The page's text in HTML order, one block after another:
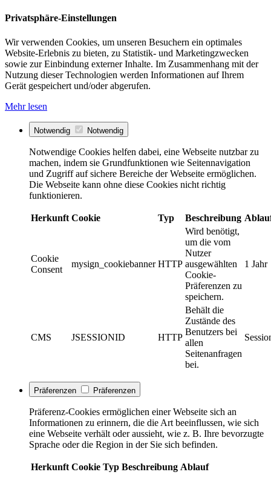
Privatsphäre-Einstellungen
Wir verwenden Cookies, um unseren Besuchern ein optimales
Website-Erlebnis zu bieten, zu Statistik- und Marketingzwecken
sowie zur Einbindung externer Inhalte. Im Zusammenhang mit der
Nutzung dieser Technologien werden Informationen auf Ihrem
Gerät gespeichert und/oder abgerufen.
Mehr lesen
Notwendig Notwendig
Notwendige Cookies helfen dabei, eine Webseite nutzbar zu
machen, indem sie Grundfunktionen wie Seitennavigation
und Zugriff auf sichere Bereiche der Webseite ermöglichen.
Die Webseite kann ohne diese Cookies nicht richtig
funktionieren.
Herkunft Cookie Typ Beschreibung
Cookie
Consent
mysign_cookiebanner HTTP
Wird benötigt,
um die vom
Nutzer
ausgewählten
Cookie-
Präferenzen zu
speichern.
1 Jahr
CMS JSESSIONID HTTP
Behält die
Zustände des
Benutzers bei
allen
Seitenanfragen
bei.
Präferenzen Präferenzen
Präferenz-Cookies ermöglichen einer Webseite sich an
Informationen zu erinnern, die die Art beeinflussen, wie sich
eine Webseite verhält oder aussieht, wie z. B. Ihre bevorzugte
Sprache oder die Region in der Sie sich befinden.
Herkunft Cookie Typ Beschreibung Ablauf